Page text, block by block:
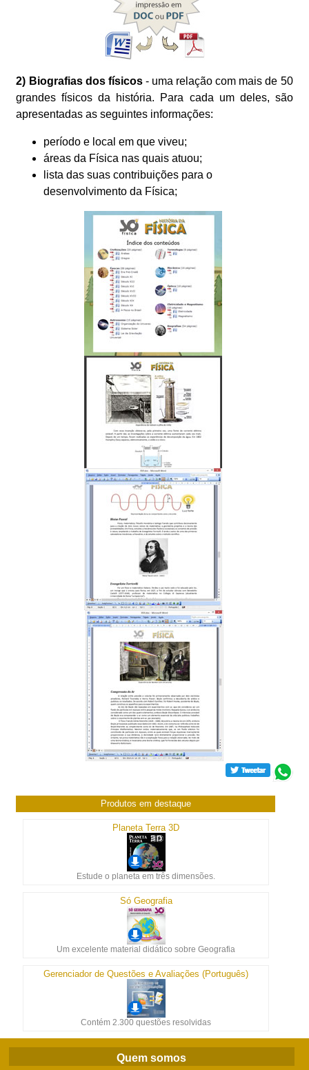
2) Biografias dos físicos- uma relação com mais de 50
grandes físicos da história. Para cada um deles, são
apresentadas as seguintes informações:
período e local em que viveu;
áreas da Física nas quais atuou;
lista das suas contribuições para o
desenvolvimento da Física;
Produtos em destaque
Planeta Terra 3D
Estude o planeta em três dimensões.
Só Geografia
Um excelente material didático sobre Geografia
Gerenciador de Questões e Avaliações (Português)
Contém 2.300 questões resolvidas
Quem somos